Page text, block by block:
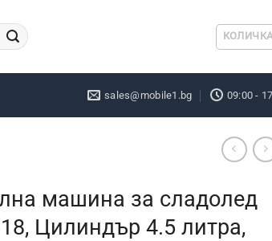
sales@mobile1.bg 09:00 -
машина за сладолед
Цилиндър 4.5 литра,